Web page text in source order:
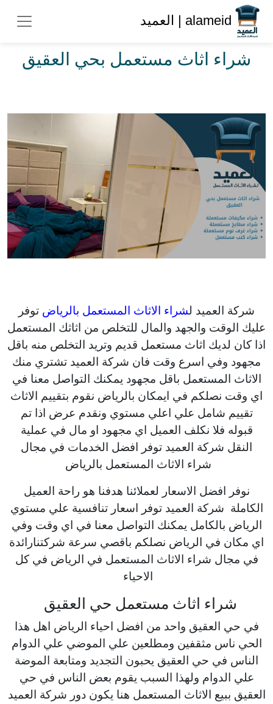
شراء اثاث مستعمل بحي العقيق
شركة العميد لشراء الاثاث المستعمل بالرياض توفر
عليك الوقت والجهد والمال للتخلص من اثاثك المستعمل
اذا كان لديك اثاث مستعمل قديم وتريد التخلص منه باقل
مجهود وفي اسرع وقت فان شركة العميد تشتري منك
الاثاث المستعمل باقل مجهود يمكنك التواصل معنا في
اي وقت نصلكم في ايمكان بالرياض نقوم بتقييم الاثاث
تقييم شامل علي اعلي مستوي ونقدم عرض اذا تم
قبوله فلا نكلف العميل اي مجهود او مال في عملية
النقل شركة العميد توفر افضل الخدمات في مجال
شراء الاثاث المستعمل بالرياض
نوفر افضل الاسعار لعملائنا هدفنا هو راحة العميل
الكاملة شركة العميد توفر اسعار تنافسية علي مستوي
الرياض بالكامل يمكنك التواصل معنا في اي وقت وفي
اي مكان في الرياض نصلكم باقصي سرعة شركتنارائدة
في مجال شراء الاثاث المستعمل في الرياض في كل
الاحياء
شراء اثاث مستعمل حي العقيق
في حي العقيق واحد من افضل احياء الرياض اهل هذا
الحي ناس مثقفين ومطلعين علي الموضي علي الدوام
الناس في حي العقيق يحبون التجديد ومتابعة الموضة
علي الدوام ولهذا السبب يقوم بعض الناس في حي
العقيق ببيع الاثاث المستعمل هنا يكون دور شركة العميد